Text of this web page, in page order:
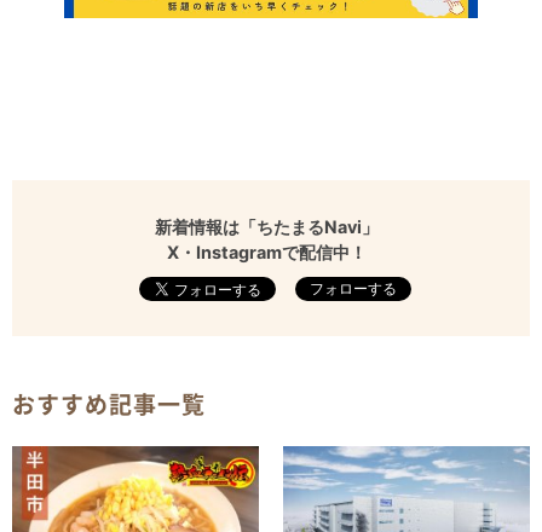
新着情報は「ちたまるNavi」
X・Instagramで配信中！
フォローする
おすすめ記事一覧